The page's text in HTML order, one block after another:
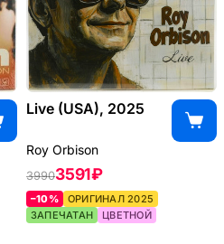
Live (USA), 2025
Roy Orbison
39903591 ₽
–10%
ОРИГИНАЛ 2025
ЗАПЕЧАТАН
ЦВЕТНОЙ